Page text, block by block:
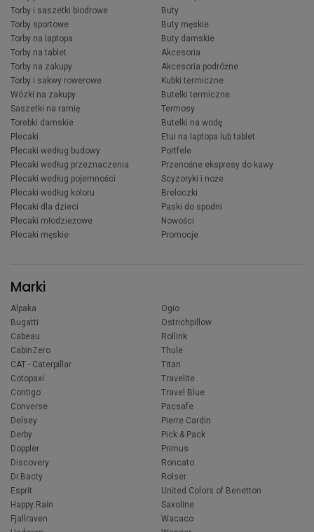
Torby i saszetki biodrowe
Torby sportowe
Torby na laptopa
Torby na tablet
Torby na zakupy
Torby i sakwy rowerowe
Wózki na zakupy
Saszetki na ramię
Torebki damskie
Plecaki
Plecaki według budowy
Plecaki według przeznaczenia
Plecaki według pojemności
Plecaki według koloru
Plecaki dla dzieci
Plecaki młodzieżowe
Plecaki męskie
Buty
Buty męskie
Buty damskie
Akcesoria
Akcesoria podróżne
Kubki termiczne
Butelki termiczne
Termosy
Butelki na wodę
Etui na laptopa lub tablet
Portfele
Przenośne ekspresy do kawy
Scyzoryki i noże
Breloczki
Paski do spodni
Nowości
Promocje
Marki
Alpaka
Bugatti
Cabeau
CabinZero
CAT - Caterpillar
Cotopaxi
Contigo
Converse
Delsey
Derby
Doppler
Discovery
Dr.Bacty
Esprit
Happy Rain
Fjallraven
Ogio
Ostrichpillow
Rollink
Thule
Titan
Travelite
Travel Blue
Pacsafe
Pierre Cardin
Pick & Pack
Primus
Roncato
Rolser
United Colors of Benetton
Saxoline
Wacaco